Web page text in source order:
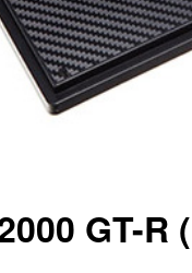
GT-R